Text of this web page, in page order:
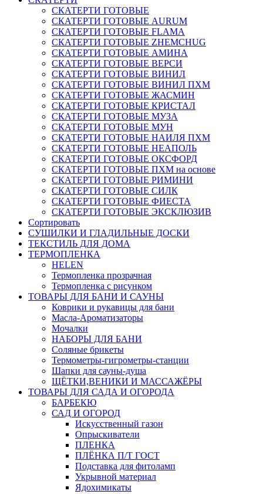
СКАТЕРТИ ГОТОВЫЕ
СКАТЕРТИ ГОТОВЫЕ AURUM
СКАТЕРТИ ГОТОВЫЕ FLAMA
СКАТЕРТИ ГОТОВЫЕ ZHEMCHUG
СКАТЕРТИ ГОТОВЫЕ АМИНА
СКАТЕРТИ ГОТОВЫЕ ВЕРСИ
СКАТЕРТИ ГОТОВЫЕ ВИНИЛ
СКАТЕРТИ ГОТОВЫЕ ВИНИЛ ПХМ
СКАТЕРТИ ГОТОВЫЕ ЖАСМИН
СКАТЕРТИ ГОТОВЫЕ КРИСТАЛ
СКАТЕРТИ ГОТОВЫЕ МУЗА
СКАТЕРТИ ГОТОВЫЕ МУН
СКАТЕРТИ ГОТОВЫЕ НАИЛЯ ПХМ
СКАТЕРТИ ГОТОВЫЕ НЕАПОЛЬ
СКАТЕРТИ ГОТОВЫЕ ОКСФОРД
СКАТЕРТИ ГОТОВЫЕ ПХМ на основе
СКАТЕРТИ ГОТОВЫЕ РИМИНИ
СКАТЕРТИ ГОТОВЫЕ СИЛК
СКАТЕРТИ ГОТОВЫЕ ФИЕСТА
СКАТЕРТИ ГОТОВЫЕ ЭКСКЛЮЗИВ
Сортировать
СУШИЛКИ И ГЛАДИЛЬНЫЕ ДОСКИ
ТЕКСТИЛЬ ДЛЯ ДОМА
ТЕРМОПЛЕНКА
HELEN
Термопленка прозрачная
Термопленка с рисунком
ТОВАРЫ ДЛЯ БАНИ И САУНЫ
Коврики и рукавицы для бани
Масла-Aроматизаторы
Мочалки
НАБОРЫ ДЛЯ БАНИ
Соляные брикеты
Термометры-гигрометры-станции
Шапки для сауны-душа
ЩЁТКИ,ВЕНИКИ И МАССАЖЁРЫ
ТОВАРЫ ДЛЯ САДА И ОГОРОДА
БАРБЕКЮ
САД И ОГОРОД
Искусственный газон
Опрыскиватели
ПЛЕНКА
ПЛЁНКА П/Т ГОСТ
Подставка для фитоламп
Укрывной материал
Ядохимикаты